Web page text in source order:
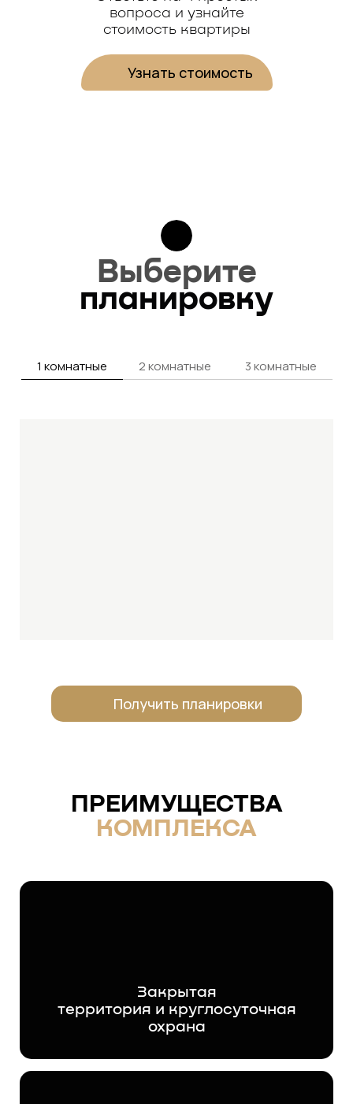
вопроса и узнайте
стоимость квартиры
Узнать стоимость
Выберите
планировку
1 комнатные 2 комнатные 3 комнатные
Получить планировки
ПРЕИМУЩЕСТВА
КОМПЛЕКСА
Закрытая
территория и круглосуточная
охрана